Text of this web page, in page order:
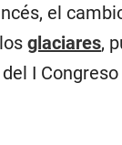
el
losglaciares,
I